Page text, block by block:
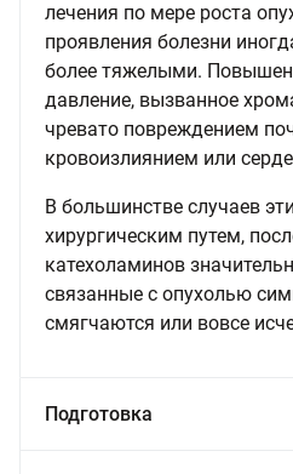
лечения по мере роста
проявления болезни
более тяжелыми.
давление, вызванное
чревато повреждением
кровоизлиянием или
В большинстве случаев
хирургическим путем,
катехоламинов
связанные с опухолью
смягчаются или вовсе
Подготовка